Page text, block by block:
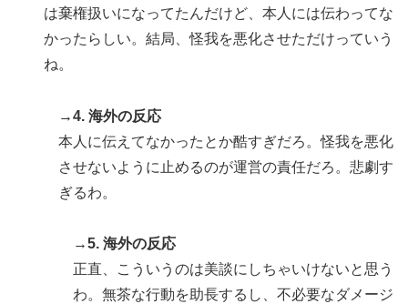
▶ 【海外の反応】今永昇太、好調の秘訣はスマホ画面だと
イマナガ節を炸裂「NPBでは面白さが必須条件なの？」
▶ 韓国人「どうやら五輪サッカー日韓戦でも審判の接待が
＝韓国の反応
外国人「米・ジャガイモ・パン・麺の4大主食、一生食
えないなら何を捨てる？」
英国人「ようこそ」冨安健洋、クリスタルパレス加入が
ーセナルファンも祝福！【海外の反応】
【高校野球】ついに田中マー君が高野連の「七回制」導
入に異議申す！ドーム球場でやれ
は棄権扱いになってたんだけど、本人には伝わってな
かったらしい。結局、怪我を悪化させただけっていう
ね。
→4. 海外の反応
本人に伝えてなかったとか酷すぎだろ。怪我を悪化
させないように止めるのが運営の責任だろ。悲劇す
ぎるわ。
→5. 海外の反応
正直、こういうのは美談にしちゃいけないと思う
わ。無茶な行動を助長するし、不必要なダメージ